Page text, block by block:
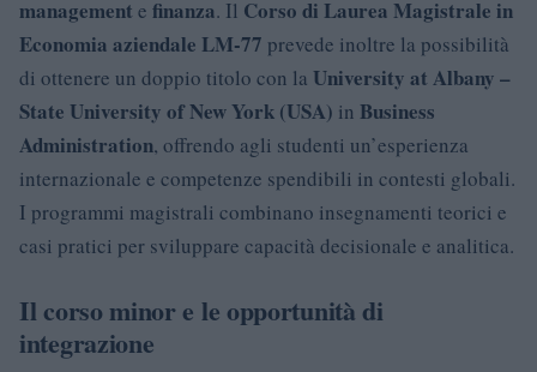
management e finanza. Il Corso di Laurea Magistrale in
Economia aziendale LM-77 prevede inoltre la possibilità
di ottenere un doppio titolo con la University at Albany –
State University of New York (USA) in Business
Administration, offrendo agli studenti un’esperienza
internazionale e competenze spendibili in contesti globali.
I programmi magistrali combinano insegnamenti teorici e
casi pratici per sviluppare capacità decisionale e analitica.
Il corso minor e le opportunità di
integrazione